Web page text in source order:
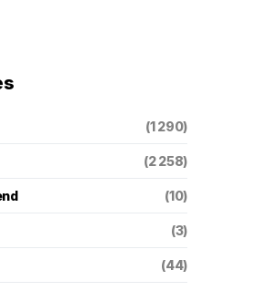
(1 290)
(2 258)
(10)
(3)
(44)